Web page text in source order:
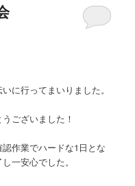
に行ってまいりました。
ございました！
作業でハードな1日とな
一安心でした。